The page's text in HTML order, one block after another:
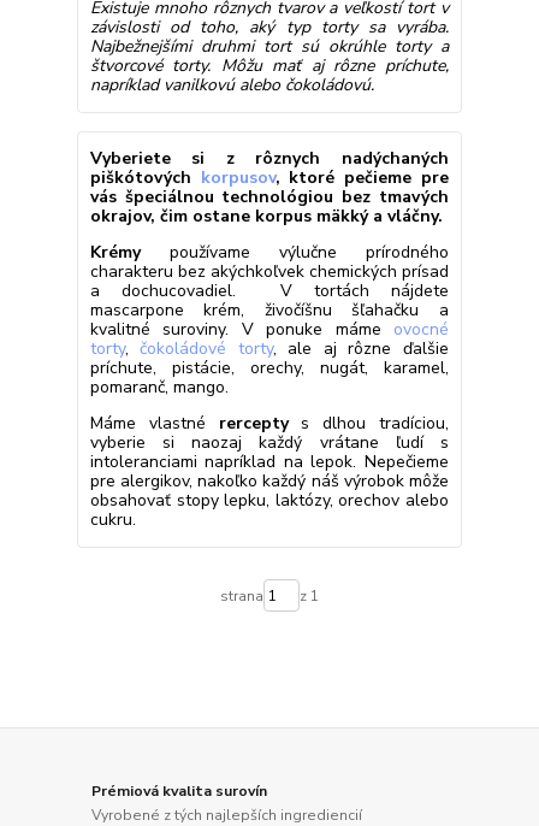
Existuje mnoho rôznych tvarov a veľkostí tort v
závislosti od toho, aký typ torty sa vyrába.
Najbežnejšími druhmi tort sú okrúhle torty a
štvorcové torty. Môžu mať aj rôzne príchute,
napríklad vanilkovú alebo čokoládovú.
Vyberiete si z rôznych nadýchaných
piškótových korpusov, ktoré pečieme pre
vás špeciálnou technológiou bez tmavých
okrajov, čim ostane korpus mäkký a vláčny.
Krémy používame výlučne prírodného
charakteru bez akýchkoľvek chemických prísad
a dochucovadiel. V tortách nájdete
mascarpone krém, živočíšnu šľahačku a
kvalitné suroviny. V ponuke máme ovocné
torty,čokoládové torty, ale aj rôzne ďalšie
príchute, pistácie, orechy, nugát, karamel,
pomaranč, mango.
Máme vlastné rerceptys dlhou tradíciou,
vyberie si naozaj každý vrátane ľudí s
intoleranciami napríklad na lepok. Nepečieme
pre alergikov, nakoľko každý náš výrobok môže
obsahovať stopy lepku, laktózy, orechov alebo
cukru.
strana z 1
Prémiová kvalita surovín
Vyrobené z tých najlepších ingrediencií